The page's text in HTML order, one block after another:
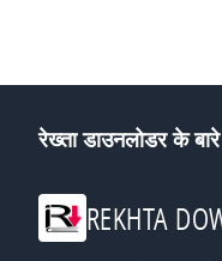
रेख्ता डाउनलोडर के
REKHTA